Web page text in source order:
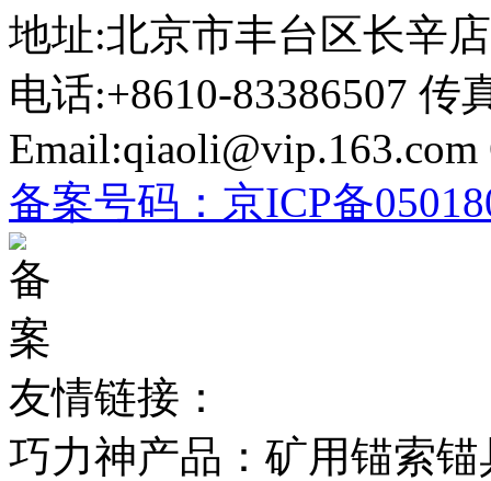
地址:北京市丰台区长辛
电话:+8610-83386507 传
Email:qiaoli@vip.163.com
备案号码： 京ICP备
友情链接：
巧力神产品：矿用锚索